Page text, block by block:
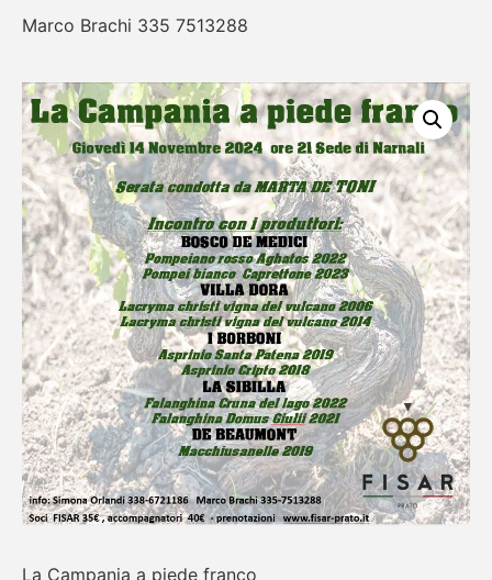
Marco Brachi 335 7513288
La Campania a piede franco